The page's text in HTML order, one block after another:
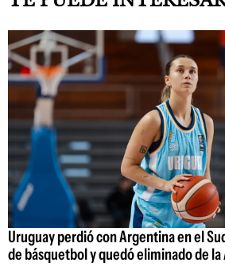
Uruguay perdió con Argentina en el
de básquetbol y quedó eliminado de